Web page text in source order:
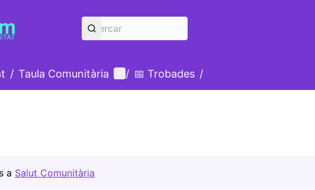
/ Taula Comunitària Menú d'usuari
/ 📅 Trobades /
a Salut Comunitària